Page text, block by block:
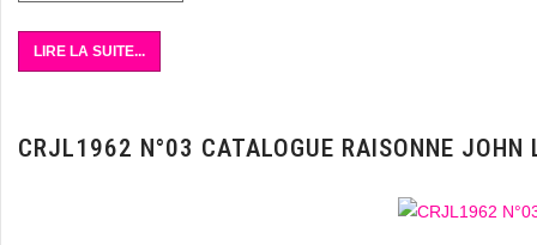
LIRE LA SUITE...
CRJL1962 N°03 CATALOGUE RAISONNE JOHN